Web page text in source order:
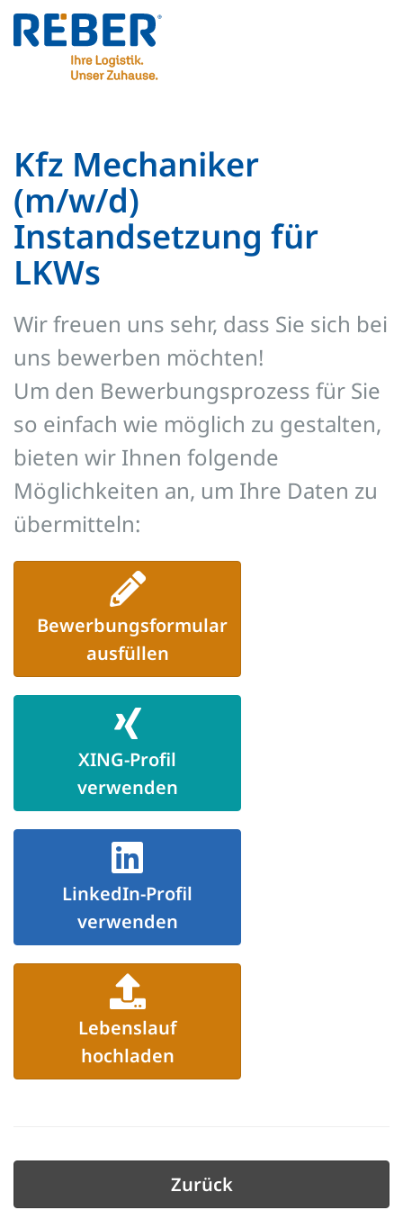
Kfz Mechaniker
(m/w/d)
Instandsetzung für
LKWs
Wir freuen uns sehr, dass Sie sich bei
uns bewerben möchten!
Um den Bewerbungsprozess für Sie
so einfach wie möglich zu gestalten,
bieten wir Ihnen folgende
Möglichkeiten an, um Ihre Daten zu
übermitteln:
Bewerbungsformular
ausfüllen
XING-Profil
verwenden
LinkedIn-Profil
verwenden
Lebenslauf
hochladen
Zurück